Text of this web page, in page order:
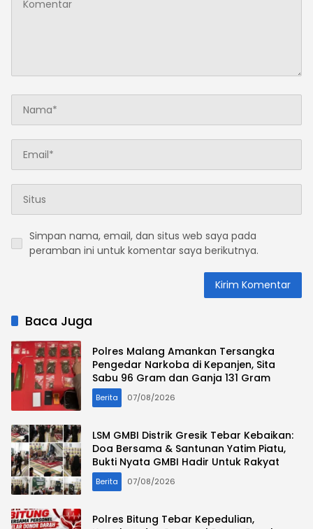
Simpan nama, email, dan situs web saya pada
peramban ini untuk komentar saya berikutnya.
Baca Juga
Polres Malang Amankan Tersangka
Pengedar Narkoba di Kepanjen, Sita
Sabu 96 Gram dan Ganja 131 Gram
Berita 07/08/2026
LSM GMBI Distrik Gresik Tebar Kebaikan:
Doa Bersama & Santunan Yatim Piatu,
Bukti Nyata GMBI Hadir Untuk Rakyat
Berita 07/08/2026
Polres Bitung Tebar Kepedulian,